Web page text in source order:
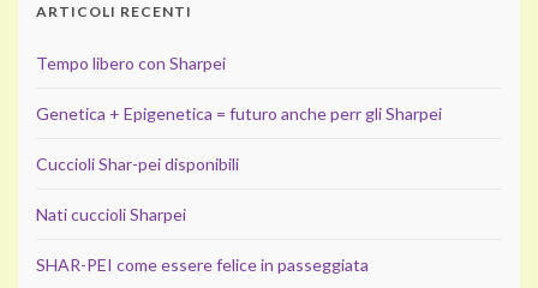
ARTICOLI RECENTI
Tempo libero con Sharpei
Genetica + Epigenetica = futuro anche perr gli Sharpei
Cuccioli Shar-pei disponibili
Nati cuccioli Sharpei
SHAR-PEI come essere felice in passeggiata